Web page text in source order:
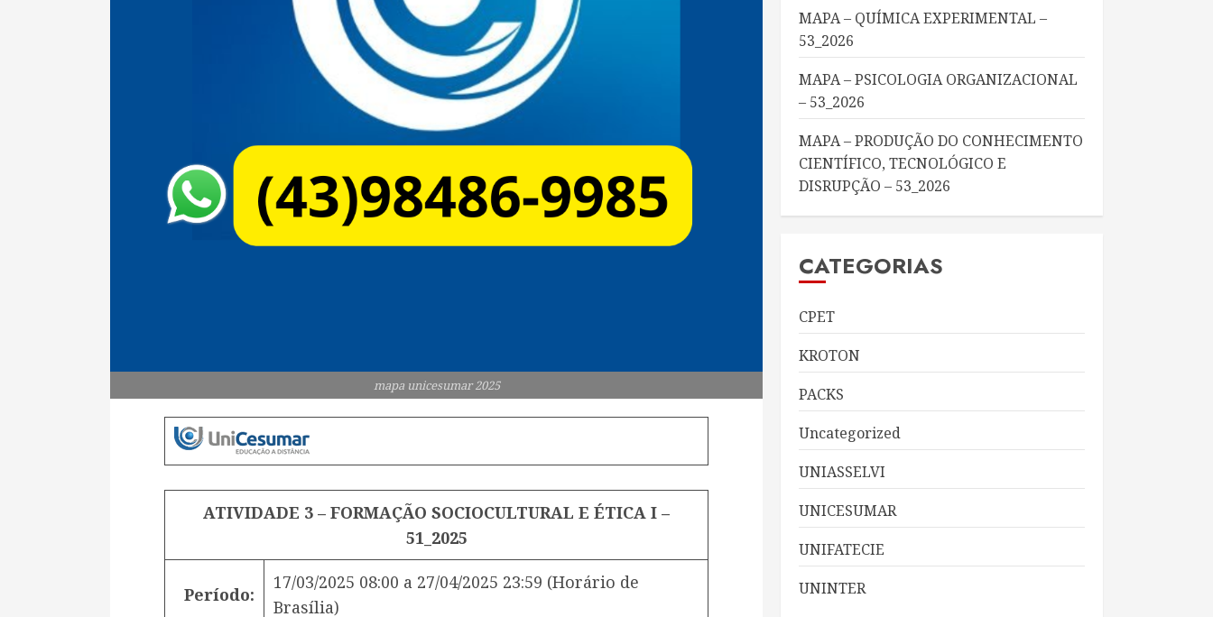
mapa unicesumar 2025
ATIVIDADE 3 – FORMAÇÃO SOCIOCULTURAL E ÉTICA I –
51_2025
Período:
17/03/2025 08:00 a 27/04/2025 23:59 (Horário de
Brasília)
MAPA – QUÍMICA EXPERIMENTAL –
53_2026
MAPA – PSICOLOGIA ORGANIZACIONAL
– 53_2026
MAPA – PRODUÇÃO DO CONHECIMENTO
CIENTÍFICO, TECNOLÓGICO E
DISRUPÇÃO – 53_2026
CATEGORIAS
CPET
KROTON
PACKS
Uncategorized
UNIASSELVI
UNICESUMAR
UNIFATECIE
UNINTER